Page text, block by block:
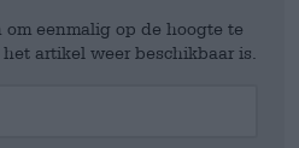
eenmalig op de hoogte te
artikel weer beschikbaar is.